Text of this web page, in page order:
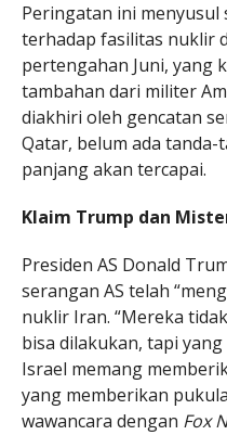
Peringatan ini
terhadap fasilitas nuklir
pertengahan Juni, yang
tambahan dari militer
diakhiri oleh gencatan
Qatar, belum ada
panjang akan tercapai.
Klaim Trump dan
Presiden AS Donald
serangan AS telah
nuklir Iran. “Mereka
bisa dilakukan, tapi
Israel memang
yang memberikan
wawancara dengan Fox